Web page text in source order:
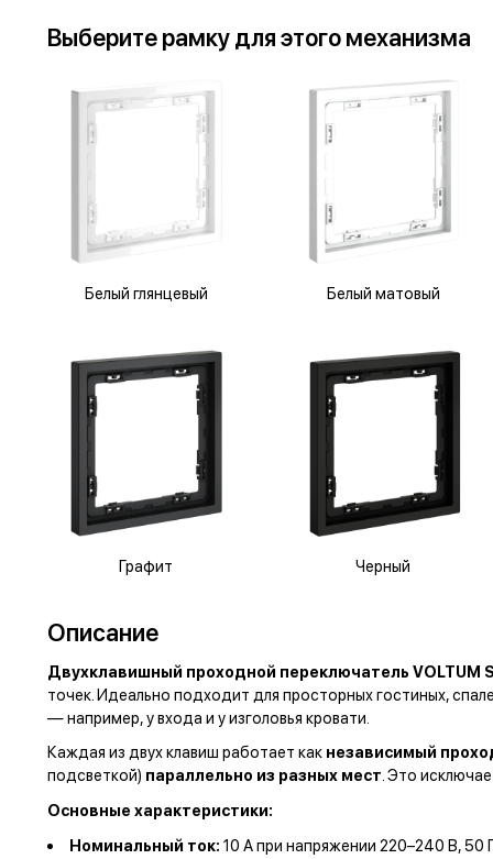
Выберитерамку дляэтого механизма
Белый глянцевый Белый матовый
Графит Черный
Описание
Двухклавишный проходной переключатель VOLTUM
точек. Идеально подходит для просторных гостиных,
— например, у входа и у изголовья кровати.
Каждая из двух клавиш работает как независимый
подсветкой) параллельно из разных мест. Это
Основные характеристики:
Номинальный ток: 10 А при напряжении 220–240 В, 50